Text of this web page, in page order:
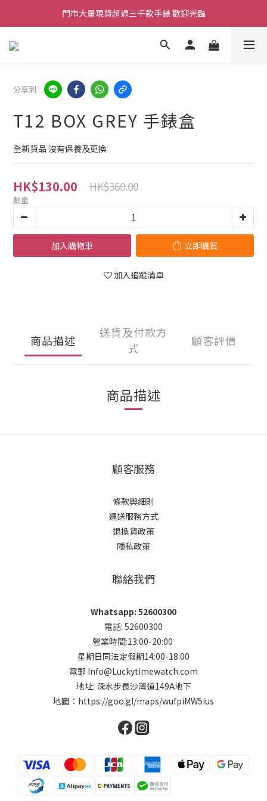
凡購買任何產品滿$500免運費（香港/澳門）
門市大量現貨超過三千款手錶 歡迎光臨
保養期內門市提供免費換電即換即取 (不包括光能電)
分享到
T12 BOX GREY 手錶盒
全新貨品 沒有保養及更換
HK$130.00 HK$360.00
數量
加入購物車 立即購買
加入追蹤清單
商品描述
送貨及付款方
式
顧客評價
商品描述
顧客服務
條款與細則
運送服務方式
退換貨政策
隱私政策
聯絡我們
Whatsapp: 52600300
電話: 52600300
營業時間:13:00-20:00
星期日同法定假期14:00-18:00
電郵 Info@Luckytimewatch.com
地址: 深水步長沙灣道149A地下
地圖： https://goo.gl/maps/wufpiMW5ius